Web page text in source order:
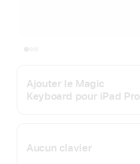
Ajouter le Magic
Keyboard pour iPad Pro
Aucun clavier